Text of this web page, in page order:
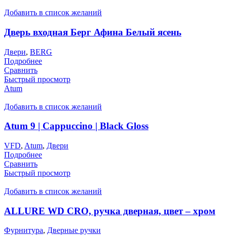
Добавить в список желаний
Дверь входная Берг Афина Белый ясень
Двери, BERG
Подробнее
Сравнить
Быстрый просмотр
Atum
Добавить в список желаний
Atum 9 | Cappuccino | Black Gloss
VFD, Atum, Двери
Подробнее
Сравнить
Быстрый просмотр
Добавить в список желаний
ALLURE WD CRO, ручка дверная, цвет – хром
Фурнитура, Дверные ручки